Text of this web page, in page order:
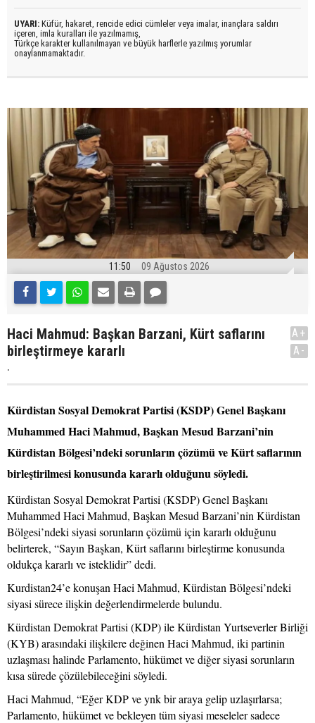
UYARI: Küfür, hakaret, rencide edici cümleler veya imalar, inançlara saldırı
içeren, imla kuralları ile yazılmamış,
Türkçe karakter kullanılmayan ve büyük harflerle yazılmış yorumlar
onaylanmamaktadır.
11:50 09 Ağustos 2026
Haci Mahmud: Başkan Barzani, Kürt saflarını
birleştirmeye kararlı
.
A+
A-
Kürdistan Sosyal Demokrat Partisi (KSDP) Genel Başkanı
Muhammed Haci Mahmud, Başkan Mesud Barzani’nin
Kürdistan Bölgesi’ndeki sorunların çözümü ve Kürt saflarının
birleştirilmesi konusunda kararlı olduğunu söyledi.
Kürdistan Sosyal Demokrat Partisi (KSDP) Genel Başkanı
Muhammed Haci Mahmud, Başkan Mesud Barzani’nin Kürdistan
Bölgesi’ndeki siyasi sorunların çözümü için kararlı olduğunu
belirterek, “Sayın Başkan, Kürt saflarını birleştirme konusunda
oldukça kararlı ve isteklidir” dedi.
Kurdistan24’e konuşan Haci Mahmud, Kürdistan Bölgesi’ndeki
siyasi sürece ilişkin değerlendirmelerde bulundu.
Kürdistan Demokrat Partisi (KDP) ile Kürdistan Yurtseverler Birliği
(KYB) arasındaki ilişkilere değinen Haci Mahmud, iki partinin
uzlaşması halinde Parlamento, hükümet ve diğer siyasi sorunların
kısa sürede çözülebileceğini söyledi.
Haci Mahmud, “Eğer KDP ve ynk bir araya gelip uzlaşırlarsa;
Parlamento, hükümet ve bekleyen tüm siyasi meseleler sadece